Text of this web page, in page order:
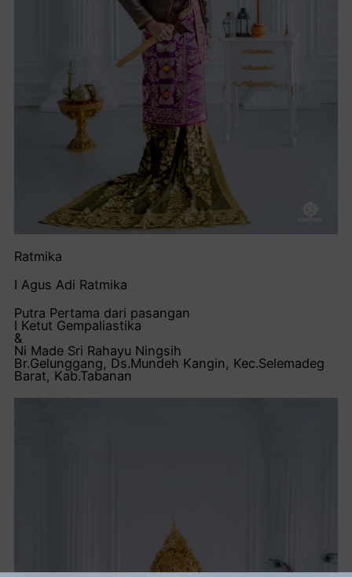
Ratmika
I Agus Adi Ratmika
Putra Pertama dari pasangan
I Ketut Gempaliastika
&
Ni Made Sri Rahayu Ningsih
Br.Gelunggang, Ds.Mundeh Kangin, Kec.Selemadeg
Barat, Kab.Tabanan